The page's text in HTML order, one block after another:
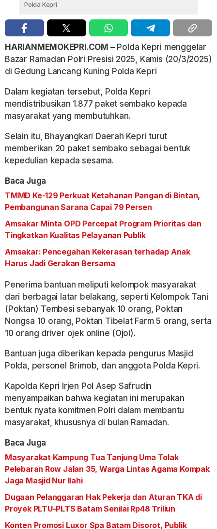
Polda Kepri
HARIANMEMOKEPRI.COM –Polda Kepri menggelar
Bazar Ramadan Polri Presisi 2025, Kamis (20/3/2025)
di Gedung Lancang Kuning Polda Kepri
Dalam kegiatan tersebut, Polda Kepri
mendistribusikan 1.877 paket sembako kepada
masyarakat yang membutuhkan.
Selain itu, Bhayangkari Daerah Kepri turut
memberikan 20 paket sembako sebagai bentuk
kepedulian kepada sesama.
Baca Juga
TMMD Ke-129 Perkuat Ketahanan Pangan di Bintan,
Pembangunan Sarana Capai 79 Persen
Amsakar Minta OPD Percepat Program Prioritas dan
Tingkatkan Kualitas Pelayanan Publik
Amsakar: Pencegahan Kekerasan terhadap Anak
Harus Jadi Gerakan Bersama
Penerima bantuan meliputi kelompok masyarakat
dari berbagai latar belakang, seperti Kelompok Tani
(Poktan) Tembesi sebanyak 10 orang, Poktan
Nongsa 10 orang, Poktan Tibelat Farm 5 orang, serta
10 orang driver ojek online (Ojol).
Bantuan juga diberikan kepada pengurus Masjid
Polda, personel Brimob, dan anggota Polda Kepri.
Kapolda Kepri Irjen Pol Asep Safrudin
menyampaikan bahwa kegiatan ini merupakan
bentuk nyata komitmen Polri dalam membantu
masyarakat, khususnya di bulan Ramadan.
Baca Juga
Masyarakat Kampung Tua Tanjung Uma Tolak
Pelebaran Row Jalan 35, Warga Lintas Agama Kompak
Jaga Masjid Nur Ilahi
Dugaan Pelanggaran Hak Pekerja dan Aturan TKA di
Proyek PLTU-PLTS Batam Senilai Rp48 Triliun
Konten Promosi Luxor Spa Batam Disorot, Publik